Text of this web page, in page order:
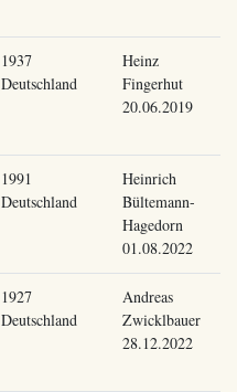
1937
Deutschland
Heinz
Fingerhut
20.06.2019
1991
Deutschland
Heinrich
Bültemann-
Hagedorn
01.08.2022
1927
Deutschland
Andreas
Zwicklbauer
28.12.2022